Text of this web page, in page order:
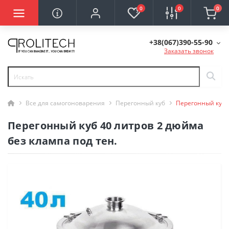
0 0 0
+38(067)390-55-90
Заказать звонок
Все для самогоноварения Перегонный куб Перегонный куб
Перегонный куб 40 литров 2 дюйма
без клампа под тен.